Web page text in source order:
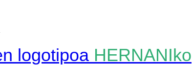
HERNANIko